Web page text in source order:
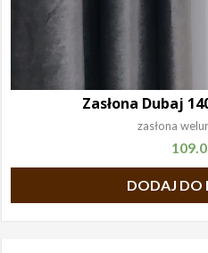
Zasłona Dubaj
zasłona
DODAJ DO